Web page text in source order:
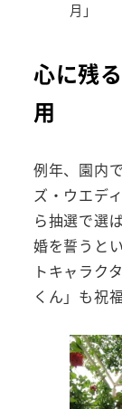
月」
心に残
用
例年、園内
ズ・ウエデ
ら抽選で選
婚を誓うと
トキャラク
くん」も祝